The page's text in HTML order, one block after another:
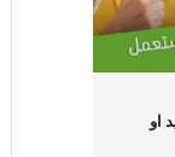
او